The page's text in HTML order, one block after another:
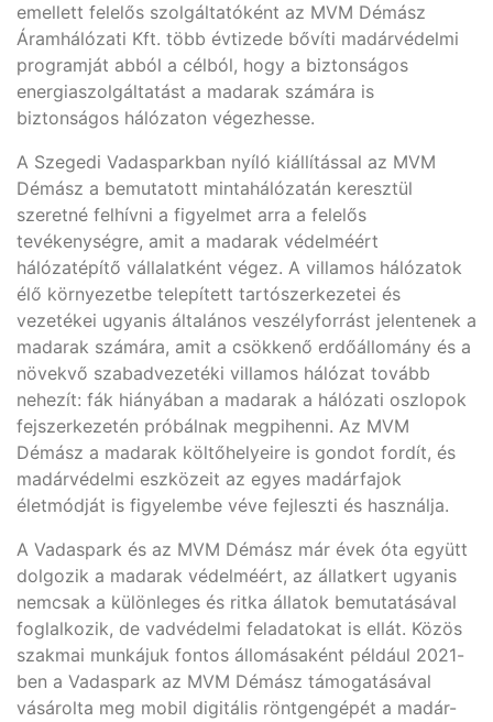
emellett felelős szolgáltatóként az MVM Démász
Áramhálózati Kft. több évtizede bővíti madárvédelmi
programját abból a célból, hogy a biztonságos
energiaszolgáltatást a madarak számára is
biztonságos hálózaton végezhesse.
A Szegedi Vadasparkban nyíló kiállítással az MVM
Démász a bemutatott mintahálózatán keresztül
szeretné felhívni a figyelmet arra a felelős
tevékenységre, amit a madarak védelméért
hálózatépítő vállalatként végez. A villamos hálózatok
élő környezetbe telepített tartószerkezetei és
vezetékei ugyanis általános veszélyforrást jelentenek a
madarak számára, amit a csökkenő erdőállomány és a
növekvő szabadvezetéki villamos hálózat tovább
nehezít: fák hiányában a madarak a hálózati oszlopok
fejszerkezetén próbálnak megpihenni. Az MVM
Démász a madarak költőhelyeire is gondot fordít, és
madárvédelmi eszközeit az egyes madárfajok
életmódját is figyelembe véve fejleszti és használja.
A Vadaspark és az MVM Démász már évek óta együtt
dolgozik a madarak védelméért, az állatkert ugyanis
nemcsak a különleges és ritka állatok bemutatásával
foglalkozik, de vadvédelmi feladatokat is ellát. Közös
szakmai munkájuk fontos állomásaként például 2021-
ben a Vadaspark az MVM Démász támogatásával
vásárolta meg mobil digitális röntgengépét a madár-